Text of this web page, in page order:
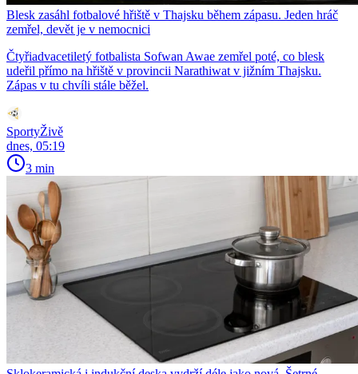
Blesk zasáhl fotbalové hřiště v Thajsku během zápasu. Jeden hráč
zemřel, devět je v nemocnici
Čtyřiadvacetiletý fotbalista Sofwan Awae zemřel poté, co blesk
udeřil přímo na hřiště v provincii Narathiwat v jižním Thajsku.
Zápas v tu chvíli stále běžel.
SportyŽivě
dnes, 05:19
3 min